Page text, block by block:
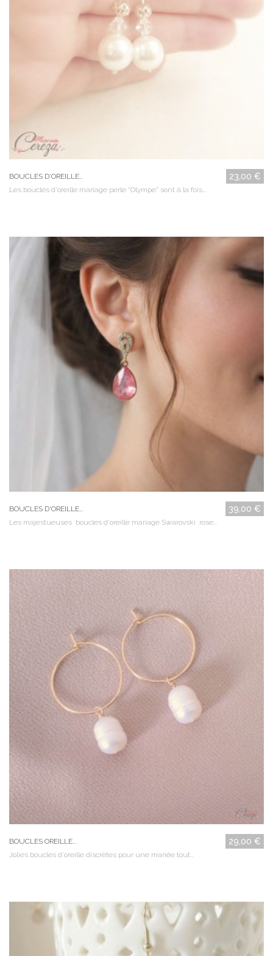
BOUCLES D'OREILLE... 23,00 €
Les boucles d'oreille mariage perle "Olympe" sont à la fois...
BOUCLES D'OREILLE... 39,00 €
Les majestueuses boucles d'oreille mariage Swarovski rose...
BOUCLES OREILLE... 29,00 €
Jolies boucles d'oreille discrètes pour une mariée tout...